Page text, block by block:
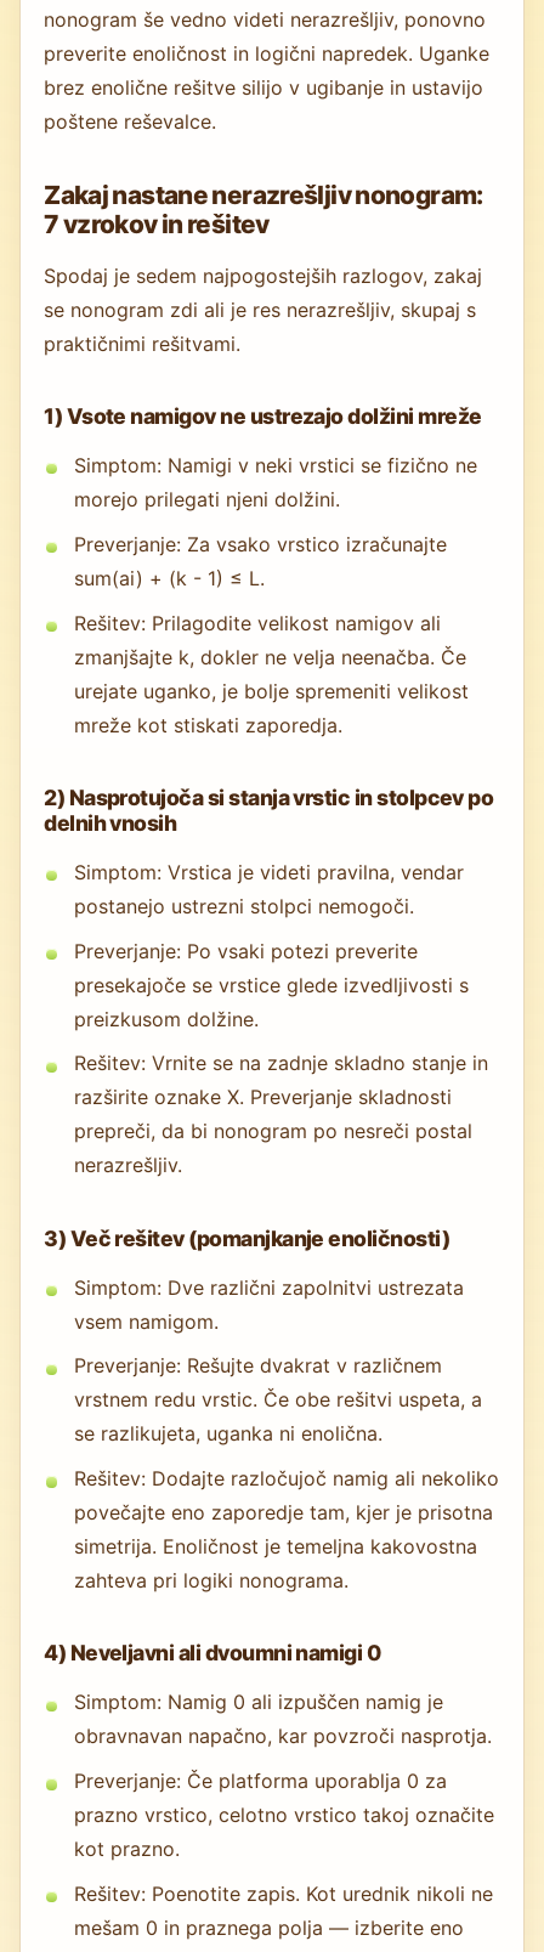
nonogram še vedno videti nerazrešljiv, ponovno
preverite enoličnost in logični napredek. Uganke
brez enolične rešitve silijo v ugibanje in ustavijo
poštene reševalce.
Zakaj nastane nerazrešljiv nonogram:
7 vzrokov in rešitev
Spodaj je sedem najpogostejših razlogov, zakaj
se nonogram zdi ali je res nerazrešljiv, skupaj s
praktičnimi rešitvami.
1) Vsote namigov ne ustrezajo dolžini mreže
Simptom: Namigi v neki vrstici se fizično ne
morejo prilegati njeni dolžini.
Preverjanje: Za vsako vrstico izračunajte
sum(ai) + (k - 1) ≤ L.
Rešitev: Prilagodite velikost namigov ali
zmanjšajte k, dokler ne velja neenačba. Če
urejate uganko, je bolje spremeniti velikost
mreže kot stiskati zaporedja.
2) Nasprotujoča si stanja vrstic in stolpcev po
delnih vnosih
Simptom: Vrstica je videti pravilna, vendar
postanejo ustrezni stolpci nemogoči.
Preverjanje: Po vsaki potezi preverite
presekajoče se vrstice glede izvedljivosti s
preizkusom dolžine.
Rešitev: Vrnite se na zadnje skladno stanje in
razširite oznake X. Preverjanje skladnosti
prepreči, da bi nonogram po nesreči postal
nerazrešljiv.
3) Več rešitev (pomanjkanje enoličnosti)
Simptom: Dve različni zapolnitvi ustrezata
vsem namigom.
Preverjanje: Rešujte dvakrat v različnem
vrstnem redu vrstic. Če obe rešitvi uspeta, a
se razlikujeta, uganka ni enolična.
Rešitev: Dodajte razločujoč namig ali nekoliko
povečajte eno zaporedje tam, kjer je prisotna
simetrija. Enoličnost je temeljna kakovostna
zahteva pri logiki nonograma.
4) Neveljavni ali dvoumni namigi 0
Simptom: Namig 0 ali izpuščen namig je
obravnavan napačno, kar povzroči nasprotja.
Preverjanje: Če platforma uporablja 0 za
prazno vrstico, celotno vrstico takoj označite
kot prazno.
Rešitev: Poenotite zapis. Kot urednik nikoli ne
mešam 0 in praznega polja — izberite eno